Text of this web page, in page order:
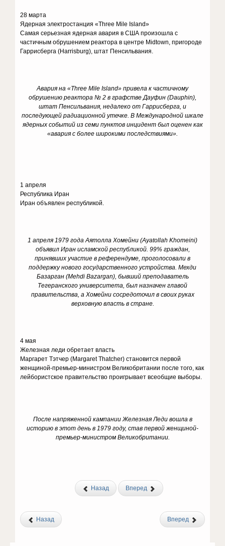
28 марта
Ядерная электростанция «Three Mile Island»
Самая серьезная ядерная авария в США произошла с
частичным обрушением реактора в центре Midtown, пригороде
Гаррисберга (Harrisburg), штат Пенсильвания.
Авария на «Three Mile Island» привела к частичному
обрушению реактора № 2 в графстве Дауфин (Dauphin),
штат Пенсильвания, недалеко от Гаррисберга, и
последующей радиационной утечке. В Международной шкале
ядерных событий из семи пунктов инцидент был оценен как
«авария с более широкими последствиями».
1 апреля
Республика Иран
Иран объявлен республикой.
1 апреля 1979 года Аятолла Хомейни (Ayatollah Khomeini)
объявил Иран исламской республикой. 99% граждан,
принявших участие в референдуме, проголосовали в
поддержку нового государственного устройства. Мехди
Базарган (Mehdi Bazargan), бывший преподаватель
Тегеранского университета, был назначен главой
правительства, а Хомейни сосредоточил в своих руках
верховную власть в стране.
4 мая
Железная леди обретает власть
Маргарет Тэтчер (Margaret Thatcher) становится первой
женщиной-премьер-министром Великобритании после того, как
лейбористское правительство проигрывает всеобщие выборы.
После напряженной кампании Железная Леди вошла в
историю в этот день в 1979 году, став первой женщиной-
премьер-министром Великобритании.
Назад Вперед
Назад Вперед